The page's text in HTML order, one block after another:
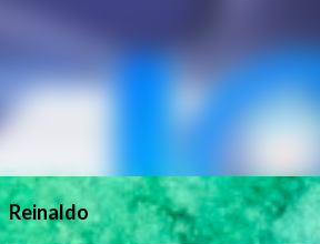
Reinaldo